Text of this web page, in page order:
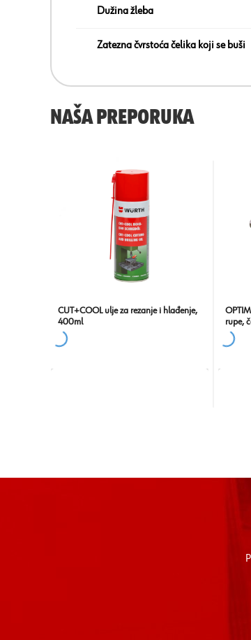
Dužina žleba
Zatezna čvrstoća čelika koji se buši
NAŠA PREPORUKA
CUT+COOL ulje za rezanje i hlađenje,
400ml
rupe,